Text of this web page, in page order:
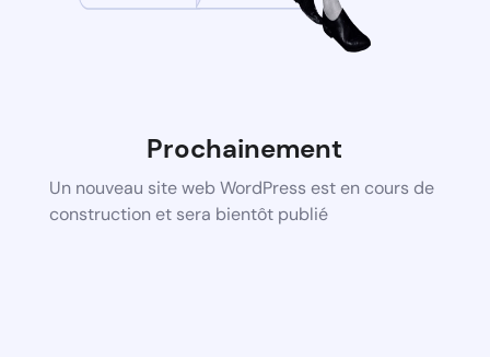
Prochainement
Un nouveau site web WordPress est en cours de
construction et sera bientôt publié